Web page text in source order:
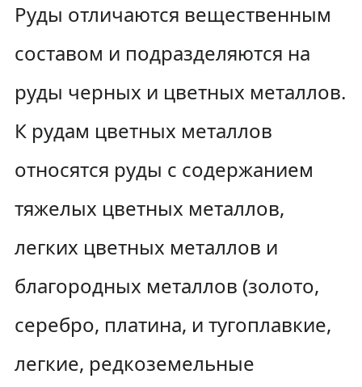
Руды отличаются вещественным
составом и подразделяются на
руды черных и цветных металлов.
К рудам цветных металлов
относятся руды с содержанием
тяжелых цветных металлов,
легких цветных металлов и
благородных металлов (золото,
серебро, платина, и тугоплавкие,
легкие, редкоземельные